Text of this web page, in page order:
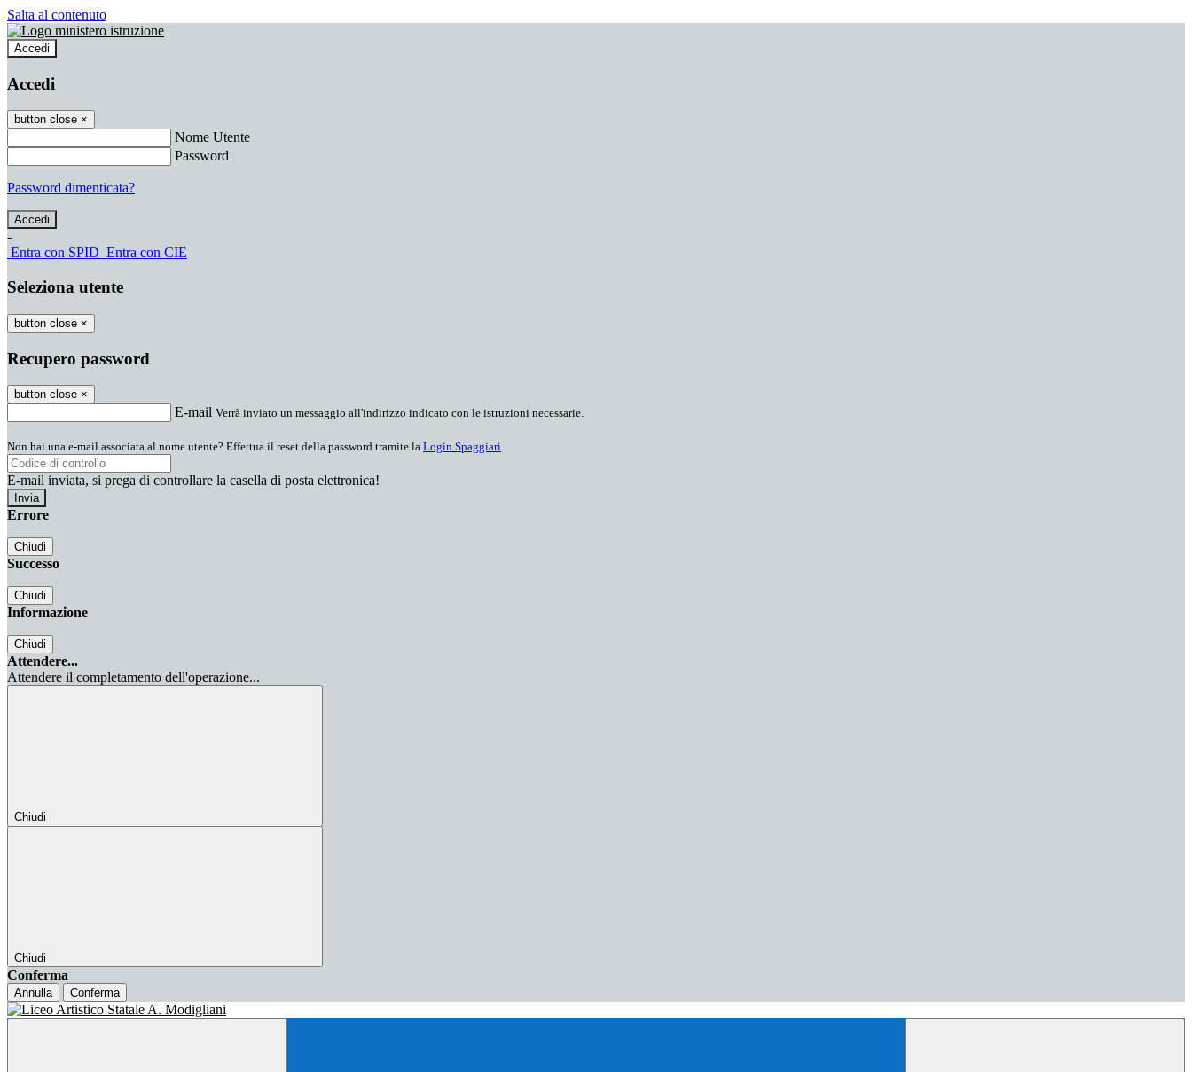
Salta al contenuto
Accedi
Accedi
button close ×
Nome Utente
Password
Password dimenticata?
-
Entra con SPID Entra con CIE
Seleziona utente
button close ×
Recupero password
button close ×
E-mail Verrà inviato un messaggio all'indirizzo indicato con le istruzioni necessarie.
Non hai una e-mail associata al nome utente? Effettua il reset della password tramite la Login Spaggiari
E-mail inviata, si prega di controllare la casella di posta elettronica!
Errore
Chiudi
Successo
Chiudi
Informazione
Chiudi
Attendere...
Attendere il completamento dell'operazione...
Chiudi
Chiudi
Conferma
Annulla Conferma